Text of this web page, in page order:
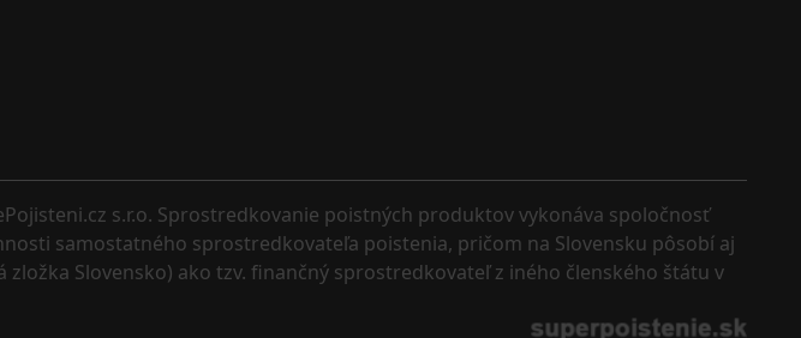
s.r.o. Sprostredkovanie poistných produktov vykonáva spoločnosť
samostatného sprostredkovateľa poistenia, pričom na Slovensku pôsobí aj
Slovensko) ako tzv. finančný sprostredkovateľ z iného členského štátu v